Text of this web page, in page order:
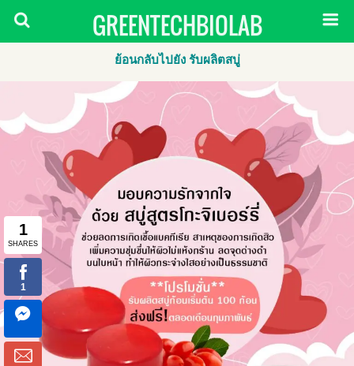
GREENTECHBIOLAB
ย้อนกลับไปยัง รับผลิตสบู่